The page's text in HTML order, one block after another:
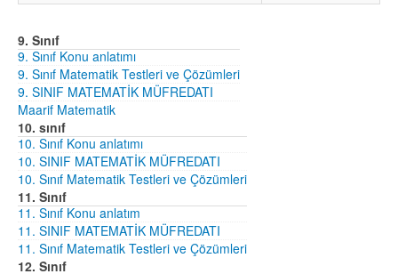
9. Sınıf
9. Sınıf Konu anlatımı
9. Sınıf Matematik Testleri ve Çözümleri
9. SINIF MATEMATİK MÜFREDATI
Maarif Matematik
10. sınıf
10. Sınıf Konu anlatımı
10. SINIF MATEMATİK MÜFREDATI
10. Sınıf Matematik Testleri ve Çözümleri
11. Sınıf
11. Sınıf Konu anlatım
11. SINIF MATEMATİK MÜFREDATI
11. Sınıf Matematik Testleri ve Çözümleri
12. Sınıf